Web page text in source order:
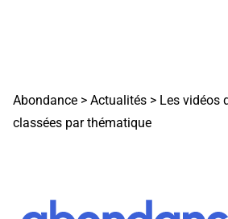
Abondance > Actualités > Les vidéos
classées par thématique